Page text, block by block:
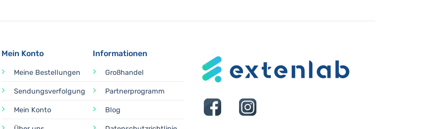
Mein Konto
Meine Bestellungen
Sendungsverfolgung
Mein Konto
Informationen
Großhandel
Partnerprogramm
Blog